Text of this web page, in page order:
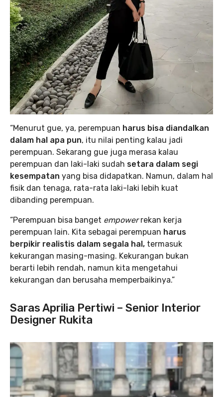
“Menurut gue, ya, perempuan harus bisa diandalkan
dalam hal apa pun, itu nilai penting kalau jadi
perempuan. Sekarang gue juga merasa kalau
perempuan dan laki-laki sudah setara dalam segi
kesempatan yang bisa didapatkan. Namun, dalam hal
fisik dan tenaga, rata-rata laki-laki lebih kuat
dibanding perempuan.
“Perempuan bisa banget empowerrekan kerja
perempuan lain. Kita sebagai perempuan harus
berpikir realistis dalam segala hal, termasuk
kekurangan masing-masing. Kekurangan bukan
berarti lebih rendah, namun kita mengetahui
kekurangan dan berusaha memperbaikinya.”
Saras Aprilia Pertiwi – Senior Interior
Designer Rukita